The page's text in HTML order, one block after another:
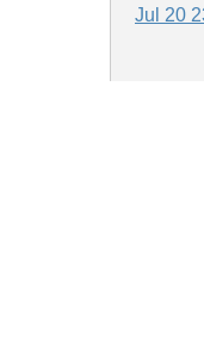
Jul 20